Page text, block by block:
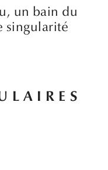
un bain du
singularité